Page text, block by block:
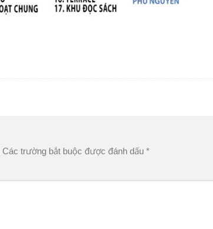
Các trường bắt buộc được đánh dấu *